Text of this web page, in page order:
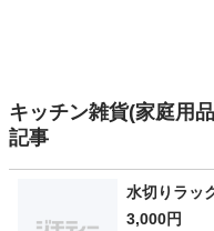
キッチン雑貨(家庭用
記事
水切りラッ
3,000円